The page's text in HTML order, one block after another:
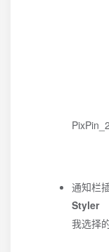
通知栏
Styler
我选择